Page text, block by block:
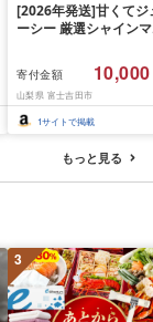
[2026年発送]甘くてジ
ーシー 厳選シャインマ
月前半(1〜15日)から
月下旬までの発送) フ
ーツ ぶどう 果物 山梨
産 2026 旬 大粒 高級
寄付金額 10,000
山梨県 富士吉田市
1サイトで掲載
もっと見る
3